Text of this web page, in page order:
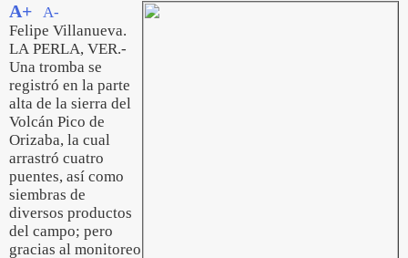
A+
A-
Felipe Villanueva.
LA PERLA, VER.-
Una tromba se
registró en la parte
alta de la sierra del
Volcán Pico de
Orizaba, la cual
arrastró cuatro
puentes, así como
siembras de
diversos productos
del campo; pero
gracias al monitoreo